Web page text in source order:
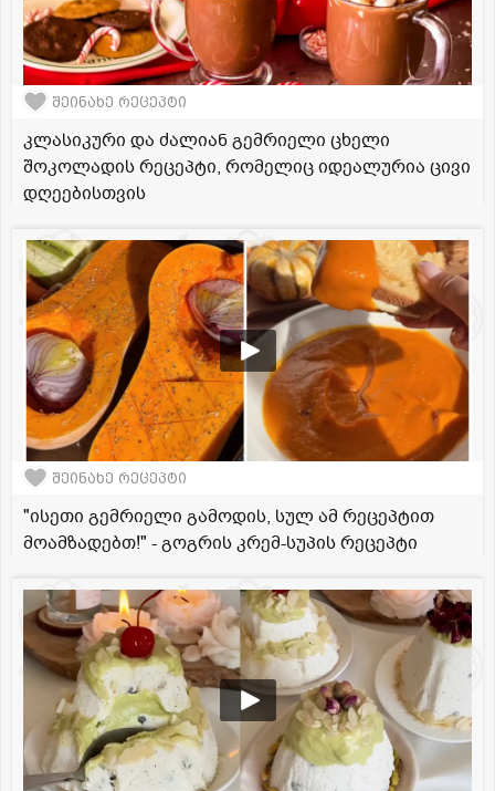
შეინახე რეცეპტი
კლასიკური და ძალიან გემრიელი ცხელი
შოკოლადის რეცეპტი, რომელიც იდეალურია ცივი
დღეებისთვის
შეინახე რეცეპტი
"ისეთი გემრიელი გამოდის, სულ ამ რეცეპტით
მოამზადებთ!" - გოგრის კრემ-სუპის რეცეპტი